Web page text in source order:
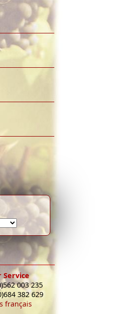
Service
003 235
382 629
français